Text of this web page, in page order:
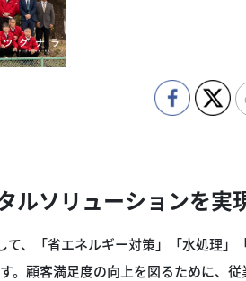
ルソリューションを実
、「省エネルギー対策」「水処理」
。顧客満足度の向上を図るために、従